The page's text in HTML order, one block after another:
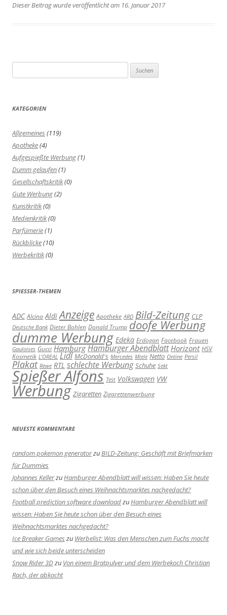
Dieser Beitrag wurde veröffentlicht am 16. Januar 2017
nach:
KATEGORIEN
Allgemeines (119)
Apotheke(4)
Aufgespießte Werbung(1)
Dumm gelaufen(1)
Gesellschaftskritik(0)
Gute Werbung(2)
Kunstkritik(0)
Medienkritik(0)
Parfümerie(1)
Rückblicke(10)
Werbekritik(0)
SPIESSER-THEMEN
ADC Alcina Aldi Anzeige Apotheke ARD Bild-Zeitung CLP
Deutsche Bank Dieter Bohlen Donald Trump doofe Werbung
dumme Werbung Edeka Erdogan Facebook Frauen
Gauloises Gucci Hamburg Hamburger Abendblatt Horizont HSV
Kosmetik L'OREAL Lidl McDonald's Mercedes Miele Netto Online Persil
Plakat Rewe RTL schlechte Werbung Schuhe Sekt
Spießer Alfons Test Volkswagen VW
Werbung Zigaretten Zigarettenwerbung
NEUESTE KOMMENTARE
random pokemon generatorzuBILD-Zeitung: Geschäft mit Briefmarken
für Dummies
Johannes KellerzuHamburger Abendblatt will wissen: Haben Sie heute
schon über den Besuch eines Weihnachtsmarktes nachgedacht?
Football prediction software downloadzuHamburger Abendblatt will
wissen: Haben Sie heute schon über den Besuch eines
Weihnachtsmarktes nachgedacht?
Ice Breaker Games zu Werbelist: Was den Menschen zum Fuchs macht
und wie sich beide unterscheiden
Snow Rider 3Dzu Von einem Bratpulver und dem Werbekoch Christian
Rach, der abkocht